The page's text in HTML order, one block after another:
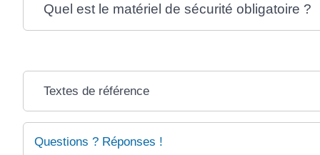
Quel est le matériel de sécurité obligatoire ?
Textes de référence
Questions ? Réponses !